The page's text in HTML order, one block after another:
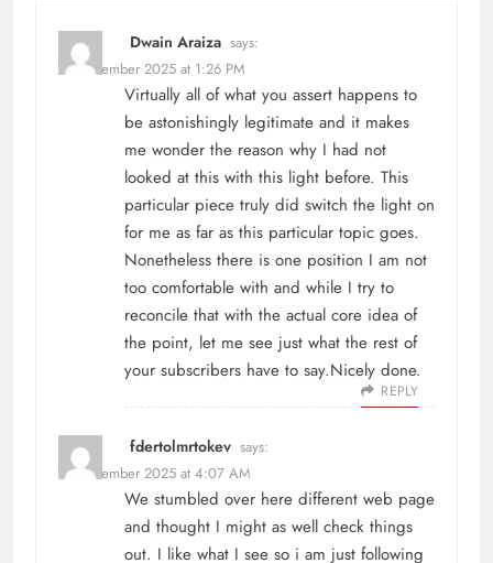
Dwain Araiza says:
16 December 2025 at 1:26 PM
Virtually all of what you assert happens to
be astonishingly legitimate and it makes
me wonder the reason why I had not
looked at this with this light before. This
particular piece truly did switch the light on
for me as far as this particular topic goes.
Nonetheless there is one position I am not
too comfortable with and while I try to
reconcile that with the actual core idea of
the point, let me see just what the rest of
your subscribers have to say.Nicely done.
REPLY
fdertolmrtokev says:
19 December 2025 at 4:07 AM
We stumbled over here different web page
and thought I might as well check things
out. I like what I see so i am just following